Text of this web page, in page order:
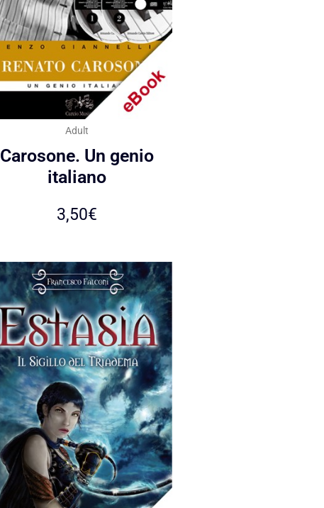
Adult
Carosone. Un genio
italiano
3,50€